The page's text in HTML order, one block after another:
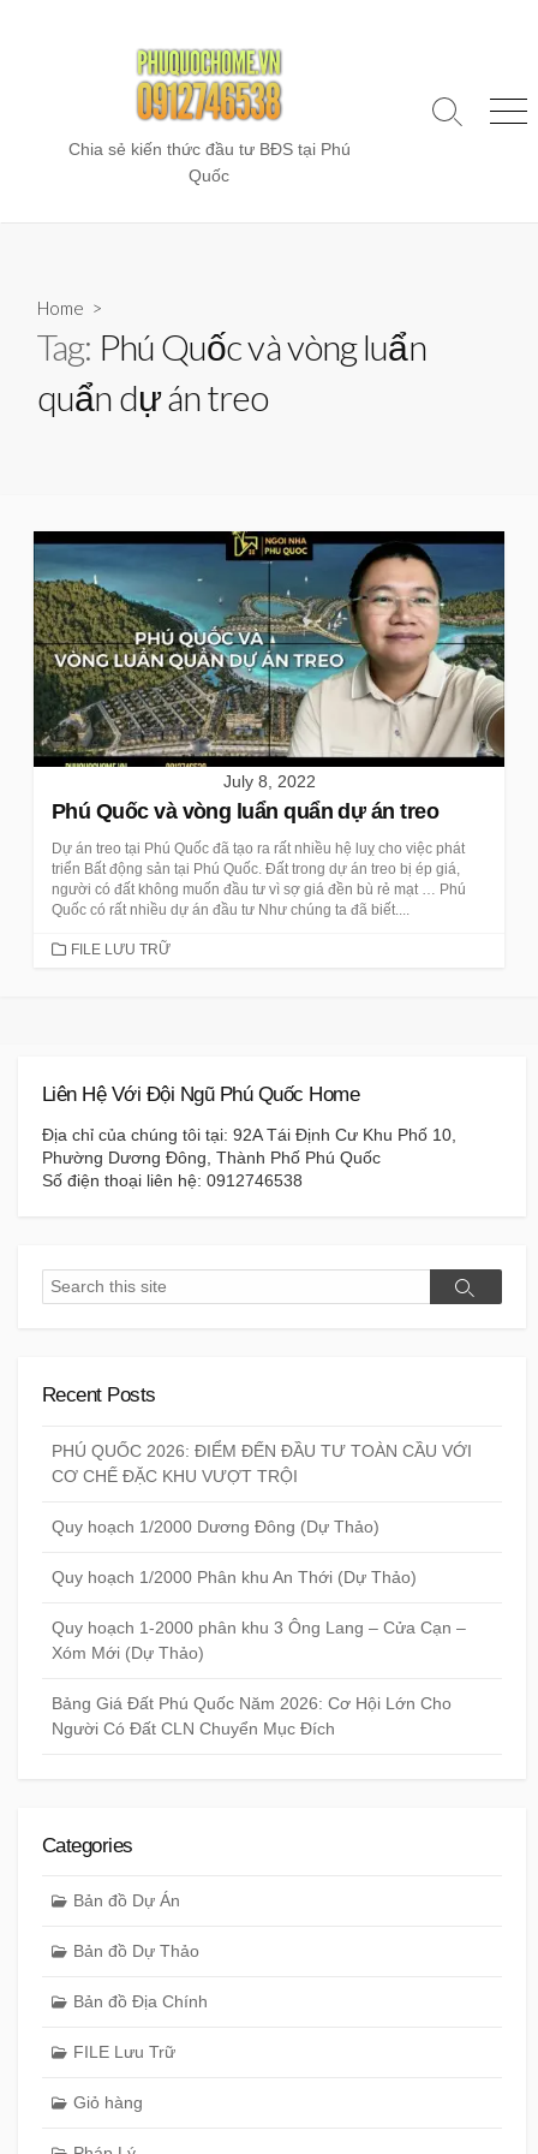
Chia sẻ kiến thức đầu tư BĐS tại Phú
Quốc
Search
Home >
Tag: Phú Quốc và vòng luẩn
quẩn dự án treo
July 8, 2022
Phú Quốc và vòng luẩn quẩn dự án treo
Dự án treo tại Phú Quốc đã tạo ra rất nhiều hệ luỵ cho việc phát
triển Bất động sản tại Phú Quốc. Đất trong dự án treo bị ép giá,
người có đất không muốn đầu tư vì sợ giá đền bù rẻ mạt … Phú
Quốc có rất nhiều dự án đầu tư Như chúng ta đã biết....
CATEGORIES
FILE LƯU TRỮ
Liên Hệ Với Đội Ngũ Phú Quốc Home
Địa chỉ của chúng tôi tại: 92A Tái Định Cư Khu Phố 10,
Phường Dương Đông, Thành Phố Phú Quốc
Số điện thoại liên hệ: 0912746538
Search
Search
Recent Posts
PHÚ QUỐC 2026: ĐIỂM ĐẾN ĐẦU TƯ TOÀN CẦU VỚI
CƠ CHẾ ĐẶC KHU VƯỢT TRỘI
Quy hoạch 1/2000 Dương Đông (Dự Thảo)
Quy hoạch 1/2000 Phân khu An Thới (Dự Thảo)
Quy hoạch 1-2000 phân khu 3 Ông Lang – Cửa Cạn –
Xóm Mới (Dự Thảo)
Bảng Giá Đất Phú Quốc Năm 2026: Cơ Hội Lớn Cho
Người Có Đất CLN Chuyển Mục Đích
Categories
Bản đồ Dự Án
Bản đồ Dự Thảo
Bản đồ Địa Chính
FILE Lưu Trữ
Giỏ hàng